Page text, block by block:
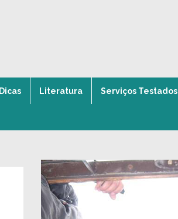
Dicas Literatura Serviços Testados